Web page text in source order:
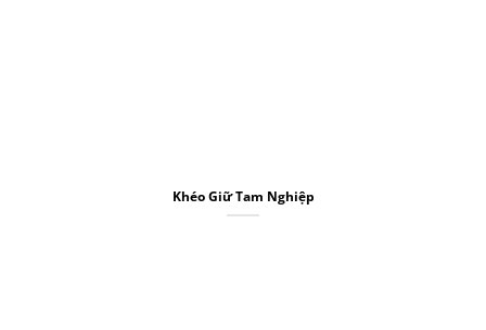
Khéo Giữ Tam Nghiệp